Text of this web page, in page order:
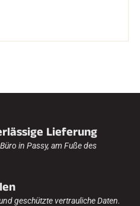
Lieferung
in Passy, am Fuße des
geschützte vertrauliche Daten.